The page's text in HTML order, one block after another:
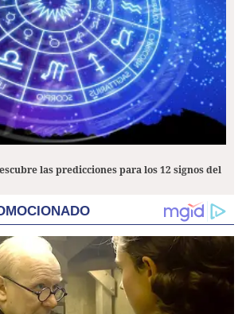
las predicciones para los 12 signos del